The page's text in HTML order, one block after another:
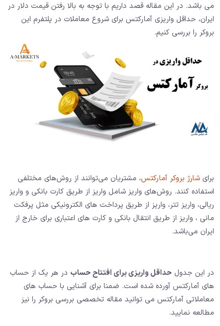
می باشد. در این مقاله قصد داریم با توجه به بالا رفتن قیمت دلار در
ایران، حداقل واریزی آمارکتس برای شروع معاملات در پلتفرم این
بروکر را بررسی کنیم.
برای شارژ بروکر آمارکتس، مشتریان می‌توانند از روش‌های مختلفی
استفاده کنند. روش‌های واریز شامل واریز از طریق کارت بانکی و واریز
ریالی، واریز تتر، واریز از طریق پرداخت های الکترونیکی مثل پرفکت
مانی ، واریز از طریق انتقال بانکی و کارت های اعتباری برای خارج از
ایران می‌باشد.
در این جدول حداقل واریزی برای افتتاح حساب در هر یک از حساب
های آمارکتس آورده شده است. ضمنا برای آشنایی با حساب های
معاملاتی آمارکتس می توانید مقاله تخصصی بررسی بروکر را نیز
مطالعه نمایید.